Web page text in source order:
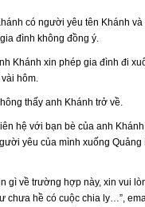
có người yêu tên Khánh
đình không đồng ý.
Khánh xin phép gia đình đi
hôm.
thấy anh Khánh trở về.
hệ với bạn bè của anh
yêu của mình xuống Quảng
gì về trường hợp này, xin vui
chưa hề có cuộc chia ly…”,